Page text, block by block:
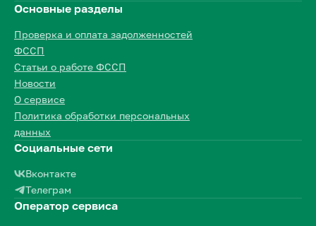
Основные разделы
Проверка и оплата задолженностей
ФССП
Статьи о работе ФССП
Новости
О сервисе
Политика обработки персональных
данных
Социальные сети
Вконтакте
Телеграм
Оператор сервиса